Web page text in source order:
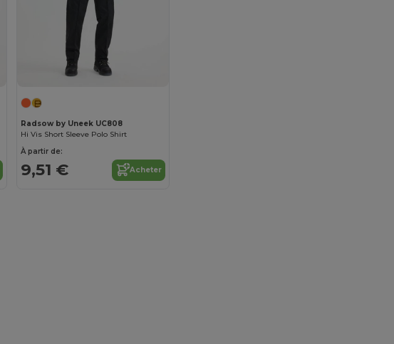
Radsow by Uneek UC808
Hi Vis Short Sleeve Polo Shirt
À partir de:
9,51 € Acheter